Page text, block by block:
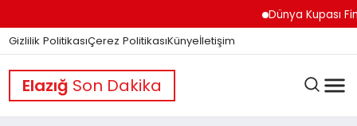
Dünya Kupası Finali
Gizlilik PolitikasıÇerez PolitikasıKünyeİletişim
Elazığ Son Dakika